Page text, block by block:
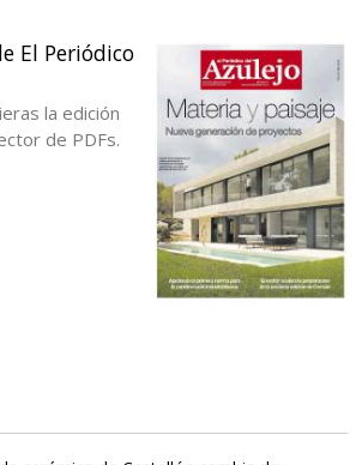
El Periódico
la edición
de PDFs.